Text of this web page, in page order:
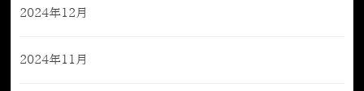
2024年12月
2024年11月